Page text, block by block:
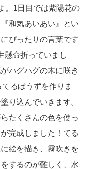
。1日目では紫陽花の
和気あいあい』とい
ぴったりの言葉です
懸命折っていまし
ハグハグの木に咲き
てるぼうずを作りま
り込んでいきます。
たくさんの色を使っ
完成しました！てる
絵を描き、霧吹きを
するのが難しく、水